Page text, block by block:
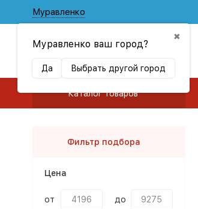
Муравленко
✖
Муравленко ваш город?
Да Выбрать другой город
Каталог товаров
Фильтр подбора
Цена
от до